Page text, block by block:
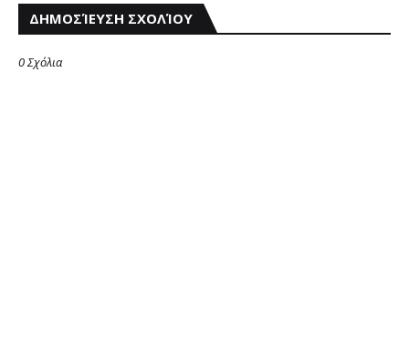
ΔΗΜΟΣΊΕΥΣΗ ΣΧΟΛΊΟΥ
0 Σχόλια